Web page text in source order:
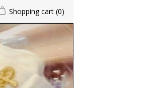
Shopping cart (0)